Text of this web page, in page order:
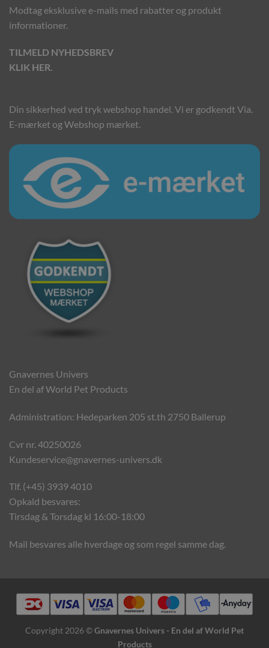
Modtag eksklusive e-mails med rabatter og produkt
informationer.
TILMELD NYHEDSBREV
KLIK HER.
Din sikkerhed ved tryk webshop handel. Vi er godkendt Via.
E-mærket og Webshop mærket.
Gnavernes Univers
En del af World Pet Products
Administration: Hedeparken 205 st.th 2750 Ballerup
Cvr nr. 40250026
Kundeservice@gnavernes-univers.dk
Tlf. (+45) 3939 4010
Opkald besvares:
Tirsdag & Torsdag kl 16:00-18:00
Mail besvares alle hverdage og som regel samme dag.
Copyright 2026 ©Gnavernes Univers - En del af World Pet
Products